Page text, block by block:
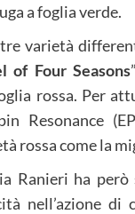
a foglia verde.
varietà
of Four Seasons
rossa. Per
Resonance
rossa come la
Ranieri ha
nell’azione